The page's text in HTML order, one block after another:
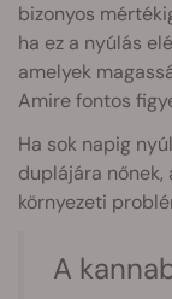
bizonyos
ha ez a nyúlás
amelyek
Amire fontos
Ha sok napig
duplájára nőnek,
környezeti
A